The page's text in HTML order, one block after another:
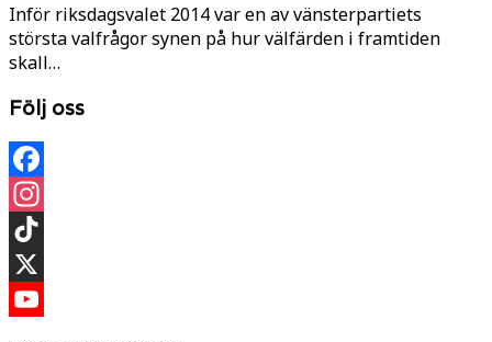
Inför riksdagsvalet 2014 var en av vänsterpartiets
största valfrågor synen på hur välfärden i framtiden
skall…
Följ oss
Facebook
Instagram
TikTok
X